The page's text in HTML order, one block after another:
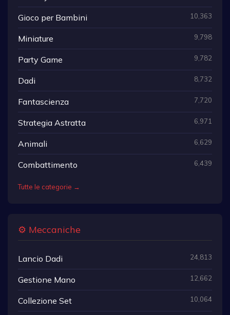
Gioco per Bambini 10,363
Miniature 9,798
Party Game 9,782
Dadi 8,732
Fantascienza 7,720
Strategia Astratta 6,971
Animali 6,629
Combattimento 6,439
Tutte le categorie →
⚙️ Meccaniche
Lancio Dadi 24,813
Gestione Mano 12,662
Collezione Set 10,064